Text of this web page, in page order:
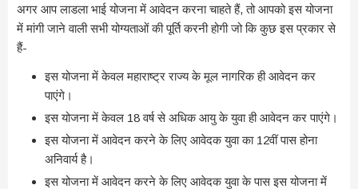
अगर आप लाडला भाई योजना में आवेदन करना चाहते हैं, तो आपको इस योजना
में मांगी जाने वाली सभी योग्यताओं की पूर्ति करनी होगी जो कि कुछ इस प्रकार से
हैं-
इस योजना में केवल महाराष्ट्र राज्य के मूल नागरिक ही आवेदन कर
पाएंगे।
इस योजना में केवल 18 वर्ष से अधिक आयु के युवा ही आवेदन कर पाएंगे।
इस योजना में आवेदन करने के लिए आवेदक युवा का 12वीं पास होना
अनिवार्य है।
इस योजना में आवेदन करने के लिए आवेदक युवा के पास इस योजना में